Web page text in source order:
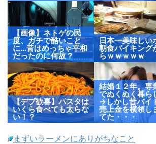
【画像】ネトゲの民
度、ガチで酷いこと
に…昔はめっちゃ平和
だったのに何故？
日本一美味しい
朝食バイキング
らｗｗｗｗｗ
【デブ歓喜】パスタは
いくら食べても太らな
い！？
結婚１２年。専
でぬくぬく暮ら
→しかし昔バイ
売上金を横領し
てた・・・
まずいラーメンにありがちなこと